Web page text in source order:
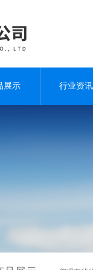
展示 行业资讯